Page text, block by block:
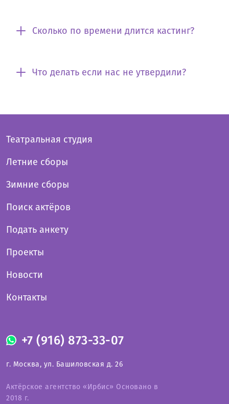
Сколько по времени длится кастинг?
Что делать если нас не утвердили?
+7 (916) 873-33-07
г. Москва, ул. Башиловская д. 26
Актёрское агентство «Ирбис» Основано в
2018 г.
Театральная студия
Летние сборы
Зимние сборы
Поиск актёров
Подать анкету
Проекты
Новости
Контакты